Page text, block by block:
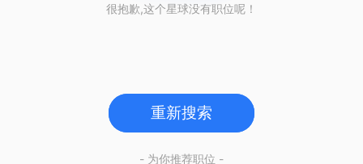
很抱歉,这个星球没有职位呢！
重新搜索
- 为你推荐职位 -